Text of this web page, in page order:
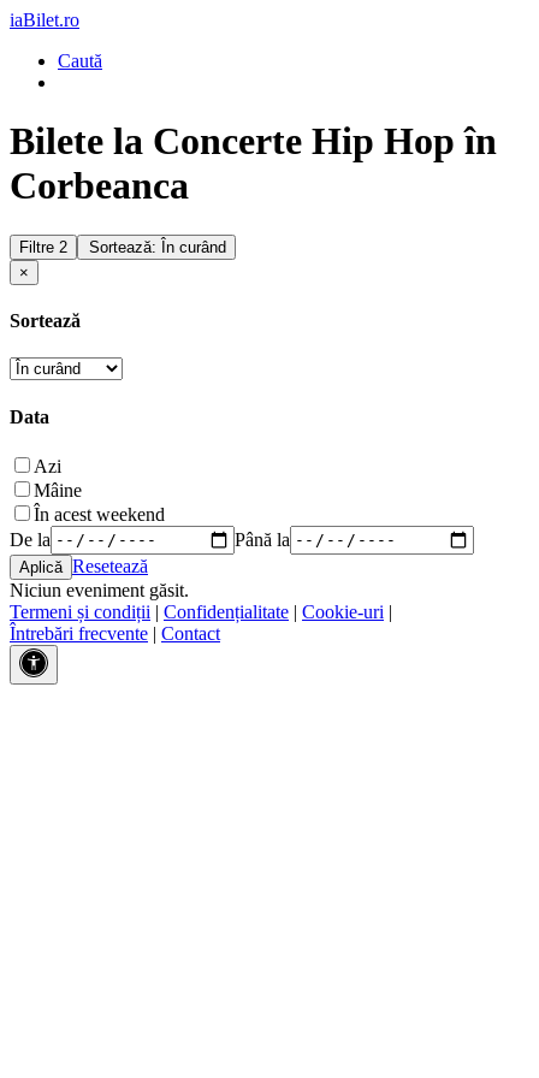
iaBilet.ro
Caută
Bilete la Concerte Hip Hop în
Corbeanca
Filtre 2
Sortează: În curând
×
Sortează
Data
Azi
Mâine
În acest weekend
De la
Până la
Resetează
Niciun eveniment găsit.
Termeni și condiții | Confidențialitate | Cookie-uri |
Întrebări frecvente | Contact